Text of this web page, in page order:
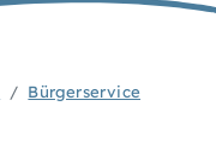
Bürgerservice